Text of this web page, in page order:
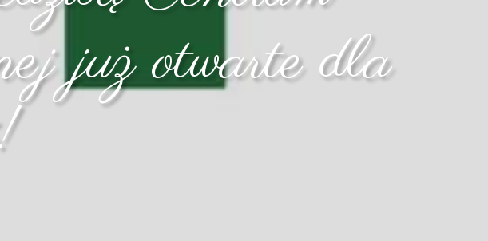
już otwarte dla